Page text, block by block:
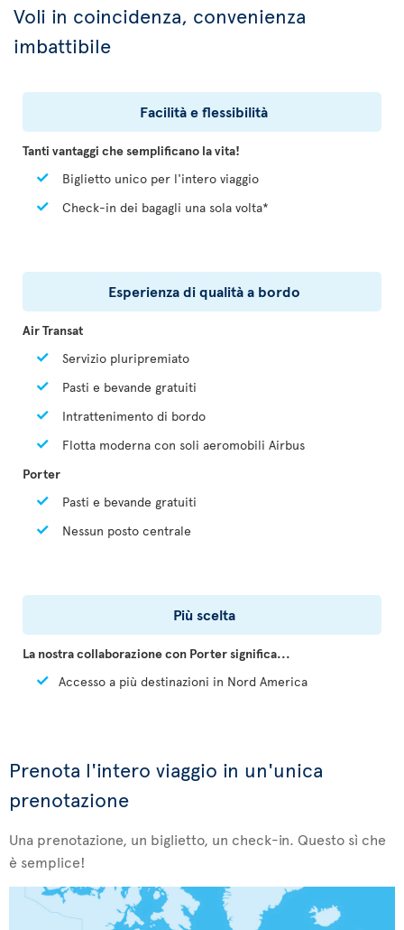
Voli in coincidenza, convenienza
imbattibile
Facilità e flessibilità
Tanti vantaggi che semplificano la vita!
Biglietto unico per l'intero viaggio
Check-in dei bagagli una sola volta*
Esperienza di qualità a bordo
Air Transat
Servizio pluripremiato
Pasti e bevande gratuiti
Intrattenimento di bordo
Flotta moderna con soli aeromobili Airbus
Porter
Pasti e bevande gratuiti
Nessun posto centrale
Più scelta
La nostra collaborazione con Porter significa...
Accesso a più destinazioni in Nord America
Prenota l'intero viaggio in un'unica
prenotazione
Una prenotazione, un biglietto, un check-in. Questo sì che
è semplice!